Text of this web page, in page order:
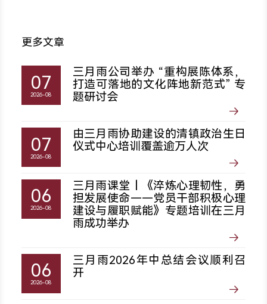
更多文章
07
2026-08
三月雨公司举办 “重构展陈体系，
打造可落地的文化阵地新范式” 专
题研讨会
07
2026-08
由三月雨协助建设的清镇政治生日
仪式中心培训覆盖逾万人次
06
2026-08
三月雨课堂丨《淬炼心理韧性，勇
担发展使命——党员干部积极心理
建设与履职赋能》专题培训在三月
雨成功举办
06
2026-08
三月雨2026年中总结会议顺利召
开